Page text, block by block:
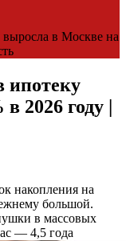
выросла в Москве на
ипотеку
2026 году |
накопления на
большой.
в массовых
— 4,5 года